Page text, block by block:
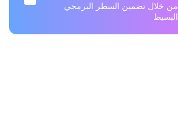
من خلال تضمين السطر البرمجي
البسيط